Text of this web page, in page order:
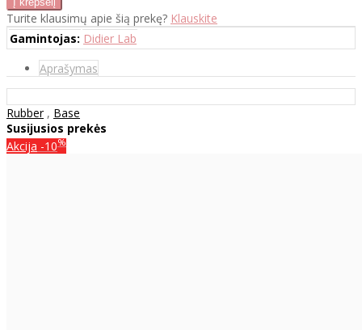
Turite klausimų apie šią prekę? Klauskite
Gamintojas: Didier Lab
Aprašymas
Rubber, Base
Susijusios prekės
Akcija -10%